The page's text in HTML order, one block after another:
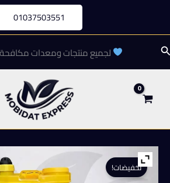
المحتوى
01037503551
البحث لجميع منتجات ومعدات
تخفيضات!